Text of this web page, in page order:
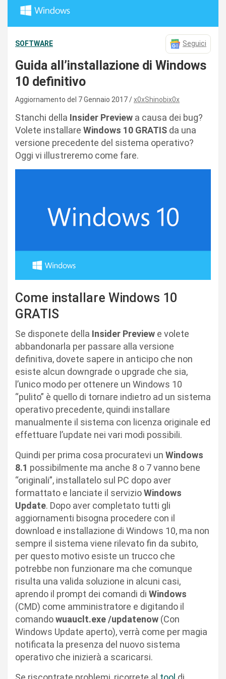
SOFTWARE Seguici
Guida all’installazione di Windows
10 definitivo
Aggiornamento del 7 Gennaio 2017 x0xShinobix0x
Stanchi della Insider Preview a causa dei bug?
Volete installare Windows 10 GRATIS da una
versione precedente del sistema operativo?
Oggi vi illustreremo come fare.
Come installare Windows 10
GRATIS
Se disponete della Insider Preview e volete
abbandonarla per passare alla versione
definitiva, dovete sapere in anticipo che non
esiste alcun downgrade o upgrade che sia,
l’unico modo per ottenere un Windows 10
“pulito” è quello di tornare indietro ad un sistema
operativo precedente, quindi installare
manualmente il sistema con licenza originale ed
effettuare l’update nei vari modi possibili.
Quindi per prima cosa procuratevi un Windows
8.1 possibilmente ma anche 8 o 7 vanno bene
“originali”, installatelo sul PC dopo aver
formattato e lanciate il servizioWindows
Update. Dopo aver completato tutti gli
aggiornamenti bisogna procedere con il
download e installazione di Windows 10, ma non
sempre il sistema viene rilevato fin da subito,
per questo motivo esiste un trucco che
potrebbe non funzionare ma che comunque
risulta una valida soluzione in alcuni casi,
aprendo il prompt dei comandi di Windows
(CMD) come amministratore e digitando il
comandowuauclt.exe /updatenow (Con
Windows Update aperto), verrà come per magia
notificata la presenza del nuovo sistema
operativo che inizierà a scaricarsi.